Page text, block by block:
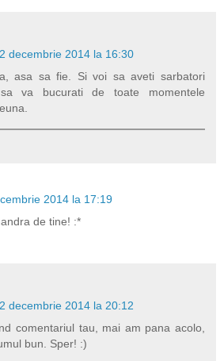
decembrie 2014 la 16:30
asa sa fie. Si voi sa aveti sarbatori
va bucurati de toate momentele
2014 la 17:19
de tine! :*
decembrie 2014 la 20:12
comentariul tau, mai am pana acolo,
bun. Sper! :)